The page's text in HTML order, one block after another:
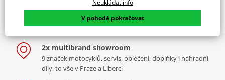
Jsme autorizovaný
GSR 600 2006-08 'CROSSOVER'
2x multibrand showroom
9 značek motocyklů, servis, oblečení, doplňky i náhradní
díly, to vše v Praze a Liberci
Neukládat info
V pohodě pokračovat